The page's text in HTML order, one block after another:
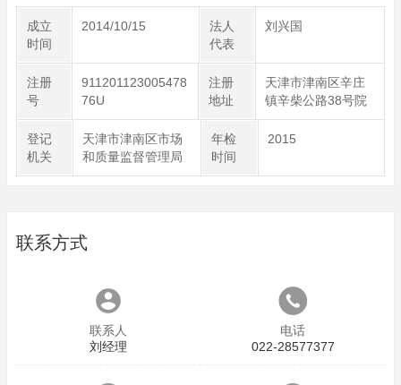
成立
时间
2014/10/15
法人
代表
刘兴国
注册
号
911201123005478
76U
注册
地址
天津市津南区辛庄
镇辛柴公路38号院
登记
机关
天津市津南区市场
和质量监督管理局
年检
时间
2015
联系方式
联系人
刘经理
电话
022-28577377